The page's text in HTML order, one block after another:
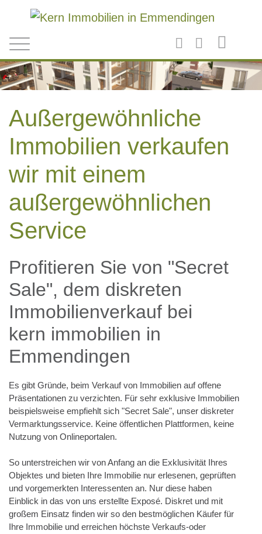
Außergewöhnliche
Immobilien verkaufen
wir mit einem
außergewöhnlichen
Service
Profitieren Sie von "Secret
Sale", dem diskreten
Immobilienverkauf bei
kern immobilien in
Emmendingen
Es gibt Gründe, beim Verkauf von Immobilien auf offene
Präsentationen zu verzichten. Für sehr exklusive Immobilien
beispielsweise empfiehlt sich "Secret Sale", unser diskreter
Vermarktungsservice. Keine öffentlichen Plattformen, keine
Nutzung von Onlineportalen.
So unterstreichen wir von Anfang an die Exklusivität Ihres
Objektes und bieten Ihre Immobilie nur erlesenen, geprüften
und vorgemerkten Interessenten an. Nur diese haben
Einblick in das von uns erstellte Exposé. Diskret und mit
großem Einsatz finden wir so den bestmöglichen Käufer für
Ihre Immobilie und erreichen höchste Verkaufs-oder